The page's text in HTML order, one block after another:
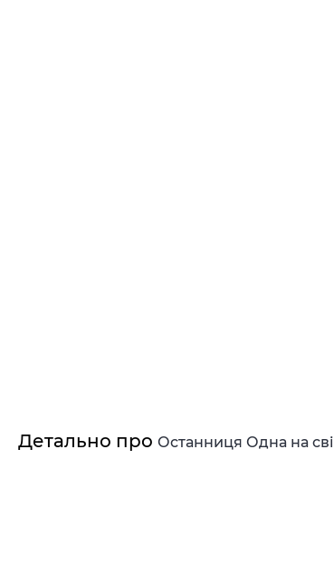
Детально про Останниця Одна на